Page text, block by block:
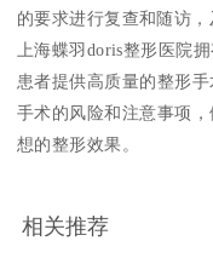
的要求进行复查和随访，
上海蝶羽doris整形医院
患者提供高质量的整形
手术的风险和注意事项
想的整形效果。
相关推荐